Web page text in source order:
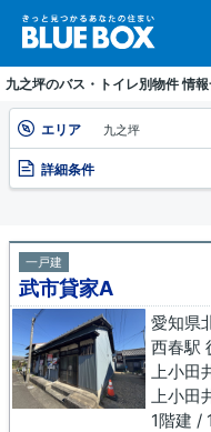
九之坪のバス・トイレ別物件 情
エリア 九之坪
詳細条件
一戸建
武市貸家A
愛知県
西春駅
上小田
上小田
1階建 /